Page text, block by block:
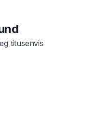
titusenvis